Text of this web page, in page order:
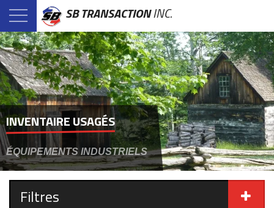
SB TRANSACTIONINC.
INVENTAIRE USAGÉS
ÉQUIPEMENTS INDUSTRIELS
Filtres